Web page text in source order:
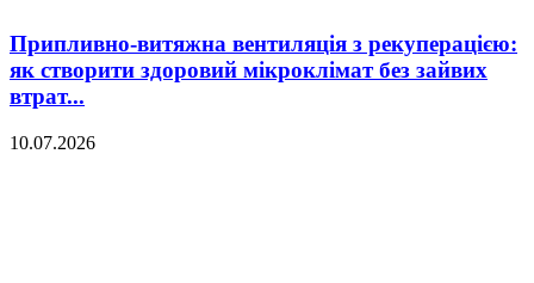
Припливно-витяжна вентиляція з рекуперацією:
як створити здоровий мікроклімат без зайвих
втрат...
10.07.2026